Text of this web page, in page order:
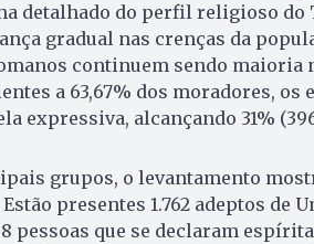
detalhado do perfil religioso do
gradual nas crenças da
continuem sendo maioria
a 63,67% dos moradores, os
expressiva, alcançando 31%
grupos, o levantamento
presentes 1.762 adeptos de
pessoas que se declaram